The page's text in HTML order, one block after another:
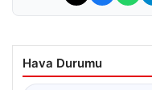
Hava Durumu